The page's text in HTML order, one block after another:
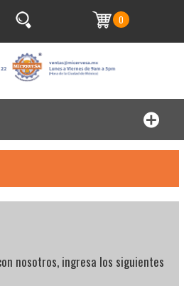
0
nosotros, ingresa los siguientes